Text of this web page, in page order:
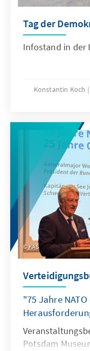
Tag der
Infostand in der
Konstantin Koch
KAS
"75 Jahre
Potsdam